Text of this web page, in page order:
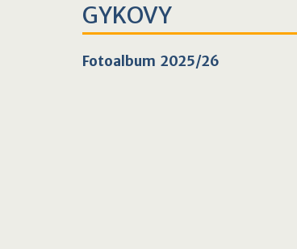
GYKOVY
Fotoalbum 2025/26